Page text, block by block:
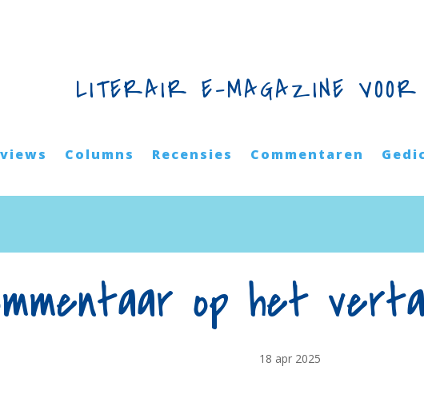
LITERAIR E-MAGAZINE VOOR
Columns Recensies Commentaren
op het
18 apr 2025